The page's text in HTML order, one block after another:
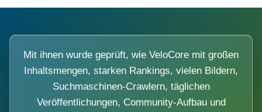
Mit ihnen wurde geprüft, wie VeloCore mit großen
Inhaltsmengen, starken Rankings, vielen Bildern,
Suchmaschinen-Crawlern, täglichen
Veröffentlichungen, Community-Aufbau und